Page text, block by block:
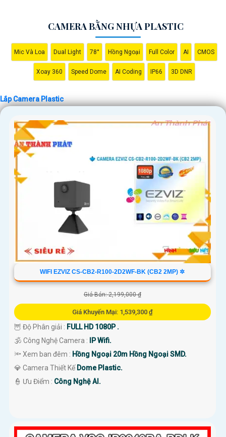
CAMERA BẰNG NHỰA PLASTIC
Mic Và Loa Dual Light 78° Hồng Ngoại Full Color AI CMOS
Xoay 360 Speed Dome AI Coding IP66 3D DNR
Lắp Camera Plastic
WIFI EZVIZ CS-CB2-R100-2D2WF-BK (CB2 2MP) ✲
Giá Bán: 2,199,000 ₫
Giá Khuyến Mại: 1,539,300 ₫
🦉 Độ Phân giải : FULL HD 1080P .
🕉️ Công Nghệ Camera :
IP Wifi.
🔦 Xem ban đêm : Hồng Ngoại 20m Hồng Ngoại SMD.
💎 Camera Thiết Kế Dome Plastic.
️👮 Ưu Điểm : Công Nghệ AI.